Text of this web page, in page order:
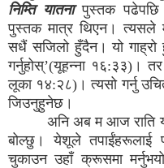
निम्ति यातनापुस्तक पढेपछि
पुस्तक मात्र थिएन। त्यसले
सधैं सजिलो हुँदैन। यो गाह्रो
गर्नुहोस्’(यूहन्ना १६:३३)। तर
लूका १४:२८)। त्यसो गर्नु
जिउनुहुनेछ।
अनि अब म आज राति
बोल्छु। येशूले तपाईंहरूलाई
चुकाउन उहाँ क्रूसमा